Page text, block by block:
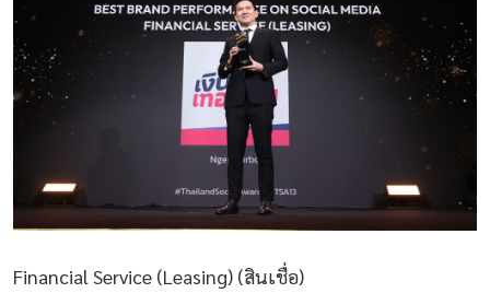
Financial Service (Leasing) (สินเชื่อ)